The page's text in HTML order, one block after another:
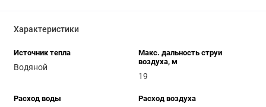
Характеристики
Источник тепла
Водяной
Макс. дальность струи
воздуха, м
19
Расход воды Расход воздуха